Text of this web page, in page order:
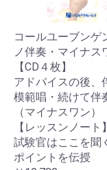
コールユーブンゲ
ノ伴奏・マイナス
【CD４枚】
アドバイスの後、
模範唱・続けて伴
（マイナスワン）
【レッスンノート】
試験官はここを聞
ポイントを伝授